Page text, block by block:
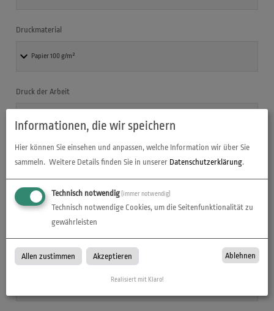
Druckmaterial
Druck der Arbeit
Druckdaten überprüfen
Datencheck
Informationen, die wir speichern
Hier können Sie einsehen und anpassen, welche Information wir über Sie
sammeln. Weitere Details finden Sie in unserer Datenschutzerklärung.
Technisch notwendig (immer notwendig)
Technisch notwendige Cookies, um die Seitenfunktionalität zu
gewährleisten
Allen zustimmen Akzeptieren Ablehnen
Realisiert mit Klaro!